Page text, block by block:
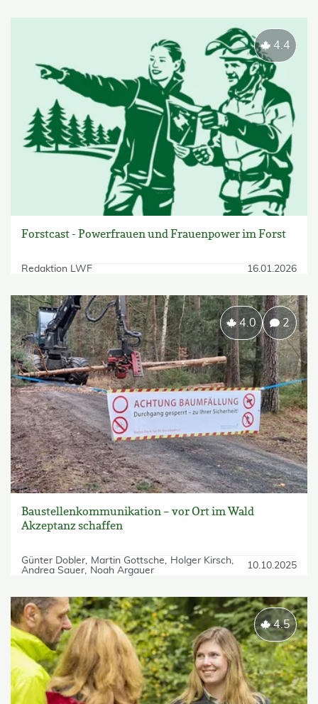
Forstcast - Powerfrauen und Frauenpower im Forst
Redaktion LWF 16.01.2026
4.4
Baustellenkommunikation – vor Ort im Wald
Akzeptanz schaffen
Günter Dobler Martin Gottsche
Holger Kirsch
Andrea Sauer
Noah Argauer 10.10.2025
4.0 2
4.5